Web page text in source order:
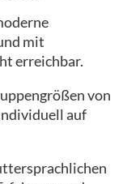
mit
erreichbar.
von
auf